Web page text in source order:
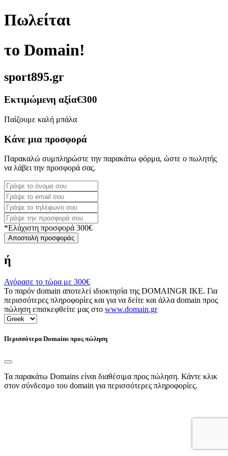
Πωλείται
το Domain!
sport895.gr
Εκτιμώμενη αξία€300
Παίζουμε καλή μπάλα
Κάνε μια προσφορά
Παρακαλώ συμπληρώστε την παρακάτω φόρμα, ώστε ο πωλητής
να λάβει την προσφορά σας.
*Ελάχιστη προσφορά 300€
Αποστολή προσφοράς
ή
Αγόρασε το τώρα με 300€
Το παρόν domain αποτελεί ιδιοκτησία της DOMAINGR ΙΚΕ. Για
περισσότερες πληροφορίες και για να δείτε και άλλα domain προς
πώληση επισκεφθείτε μας στο www.domain.gr
Περισσότερα Domains προς πώληση
Τα παρακάτω Domains είναι διαθέσιμα προς πώληση. Κάντε κλικ
στον σύνδεσμο του domain για περισσότερες πληροφορίες.